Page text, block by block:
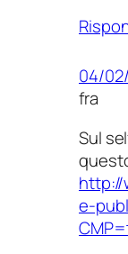
04/
fra
Sul
http://
e-